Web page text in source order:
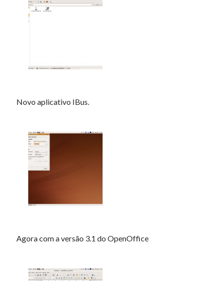
Novo aplicativo IBus.
Agora com a versão 3.1 do OpenOffice